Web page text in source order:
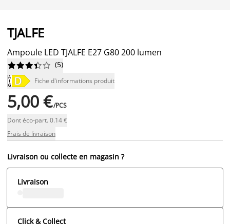
TJALFE
Ampoule LED TJALFE E27 G80 200 lumen





 (5)
Fiche d'informations produit
5,00 €/PCS
Dont éco-part. 0.14 €
Frais de livraison
Livraison ou collecte en magasin ?
Livraison
Click & Collect